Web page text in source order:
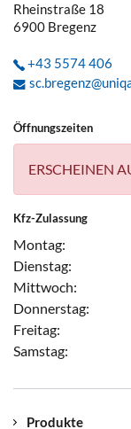
Rheinstraße 18
6900 Bregenz
+43 5574 406
Öffnungszeiten
ERSCHEINEN
Kfz-Zulassung
Montag:
Dienstag:
Mittwoch:
Donnerstag:
Freitag:
Samstag:
Produkte